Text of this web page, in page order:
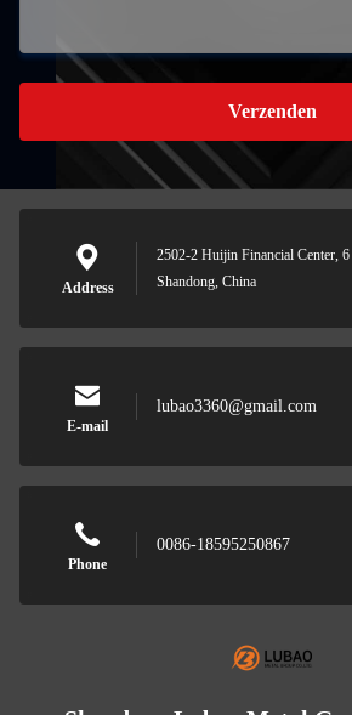
Verzenden
Address
2502-2 Huijin Financial Center,
Shandong, China
E-mail
lubao3360@gmail.com
Phone
0086-18595250867